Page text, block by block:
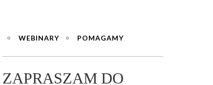
WEBINARY POMAGAMY
ZAPRASZAM DO